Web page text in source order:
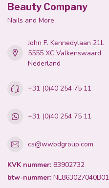
Beauty Company
Nails and More
John F. Kennedylaan 21L
5555 XC Valkenswaard
Nederland
+31 (0)40 254 75 11
+31 (0)40 254 75 11
cs@wwbdgroup.com
KVK nummer: 83902732
btw-nummer: NL863027040B01